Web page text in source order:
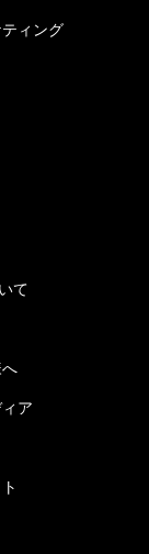
ィング
て
ア